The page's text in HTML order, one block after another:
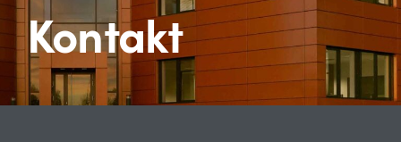
Newsroom
Karriere
Kontakt